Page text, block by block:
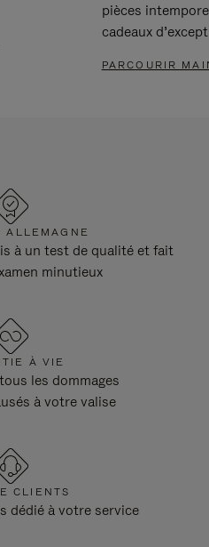
pièces
cadeaux
PARCOURIR
ALLEMAGNE
à un test de qualité et fait
minutieux
À VIE
les dommages
à votre valise
CLIENTS
dédié à votre service